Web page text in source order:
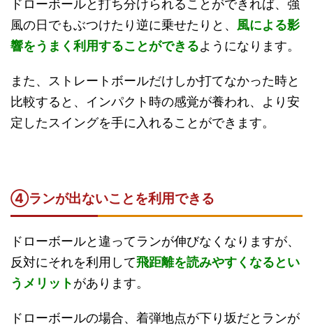
ドローボールと打ち分けられることができれば、強
風の日でもぶつけたり逆に乗せたりと、 風による影
響をうまく利用することができるようになります。
また、ストレートボールだけしか打てなかった時と
比較すると、インパクト時の感覚が養われ、より安
定したスイングを手に入れることができます。
④ランが出ないことを利用できる
ドローボールと違ってランが伸びなくなりますが、
反対にそれを利用して飛距離を読みやすくなるとい
うメリットがあります。
ドローボールの場合、着弾地点が下り坂だとランが